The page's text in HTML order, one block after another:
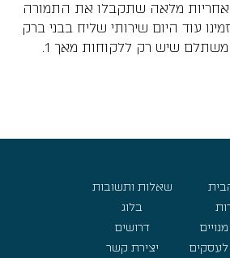
מלאה שתקבלו את התמורה
עוד היום שירותי שליח בבני ברק
משתלם שיש רק ללקוחות מאך 1.
לעסקים
שאלות ותשובות
בלוג
דרושים
יצירת קשר